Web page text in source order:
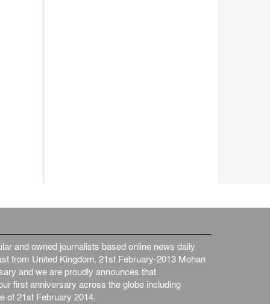
and owned journalists based online news daily
from United Kingdom. 21st February-2013 Mohan
and we are proudly announces that
first anniversary across the globe including
of 21st February 2014.